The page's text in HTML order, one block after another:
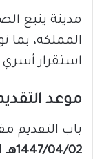
مدينة ينبع
المملكة، بما
استقرار
موعد
باب التقديم
1447/04/02هـ الموافق 2025/09/24م